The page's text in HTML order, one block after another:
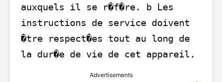
auxquels il se r�f�re. b Les
instructions de service doivent
�tre respect�es tout au long de
la dur�e de vie de cet appareil.
Advertisements